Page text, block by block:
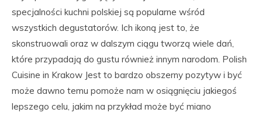
specjalności kuchni polskiej są popularne wśród
wszystkich degustatorów. Ich ikoną jest to, że
skonstruowali oraz w dalszym ciągu tworzą wiele dań,
które przypadają do gustu również innym narodom. Polish
Cuisine in Krakow Jest to bardzo obszerny pozytyw i być
może dawno temu pomoże nam w osiągnięciu jakiegoś
lepszego celu, jakim na przykład może być miano